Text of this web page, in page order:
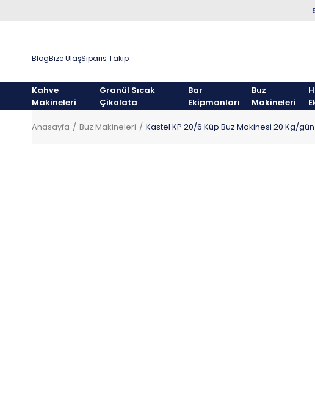
BlogBize UlaşSiparis Takip
Kahve
Makineleri
Granül Sıcak
Çikolata
Bar
Ekipmanları
Buz
Makineleri
Anasayfa Buz Makineleri Kastel KP 20/6 Küp Buz Makinesi 20 Kg/